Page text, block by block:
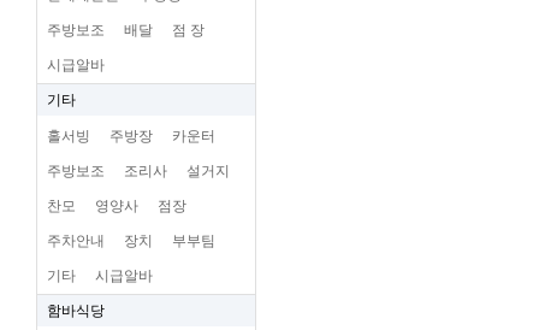
주방보조 배달 점 장
시급알바
기타
홀서빙 주방장 카운터
주방보조 조리사 설거지
찬모 영양사 점장
주차안내 장치 부부팀
기타 시급알바
함바식당